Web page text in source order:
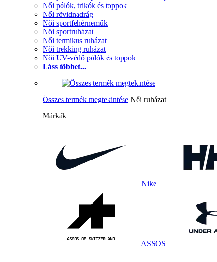
Női pólók, trikók és toppok
Női rövidnadrág
Női sportfehérneműk
Női sportruházat
Női termikus ruházat
Női trekking ruházat
Női UV-védő pólók és toppok
Láss többet...
Összes termék megtekintése Női ruházat
Márkák
Nike
ASSOS